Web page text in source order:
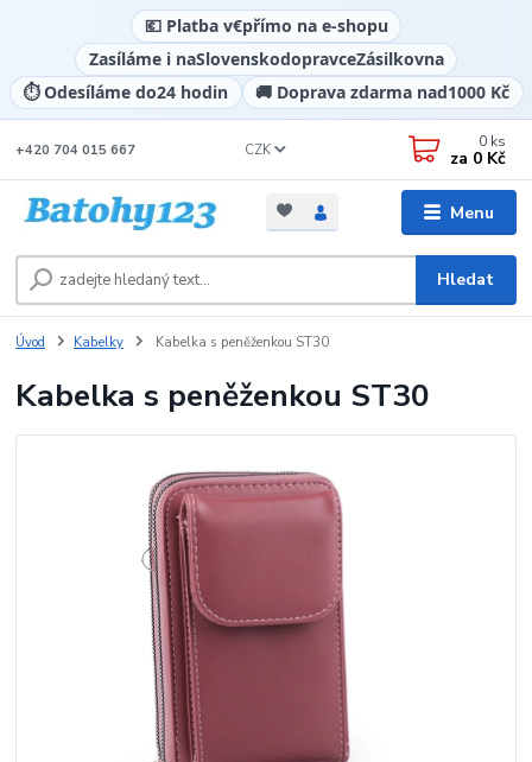
💶 Platba v€přímo na e-shopu
Zasíláme i naSlovenskodopravceZásilkovna
⏱️ Odesíláme do24 hodin 🚚 Doprava zdarma nad1000 Kč
Menu
CZK
Hledat
+420 704 015 667 0 ks
za 0 Kč
Úvod Kabelky Kabelka s peněženkou ST30
Kabelka s peněženkou ST30